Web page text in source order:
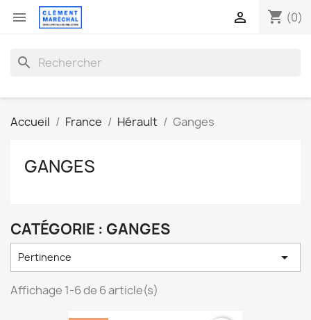
 shopping_cart (0)

search
Accueil France Hérault Ganges
GANGES
CATÉGORIE : GANGES
Pertinence 
Affichage 1-6 de 6 article(s)